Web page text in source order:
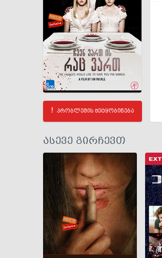
პრობლემის შეტყობინება
ასევე გირჩევთ